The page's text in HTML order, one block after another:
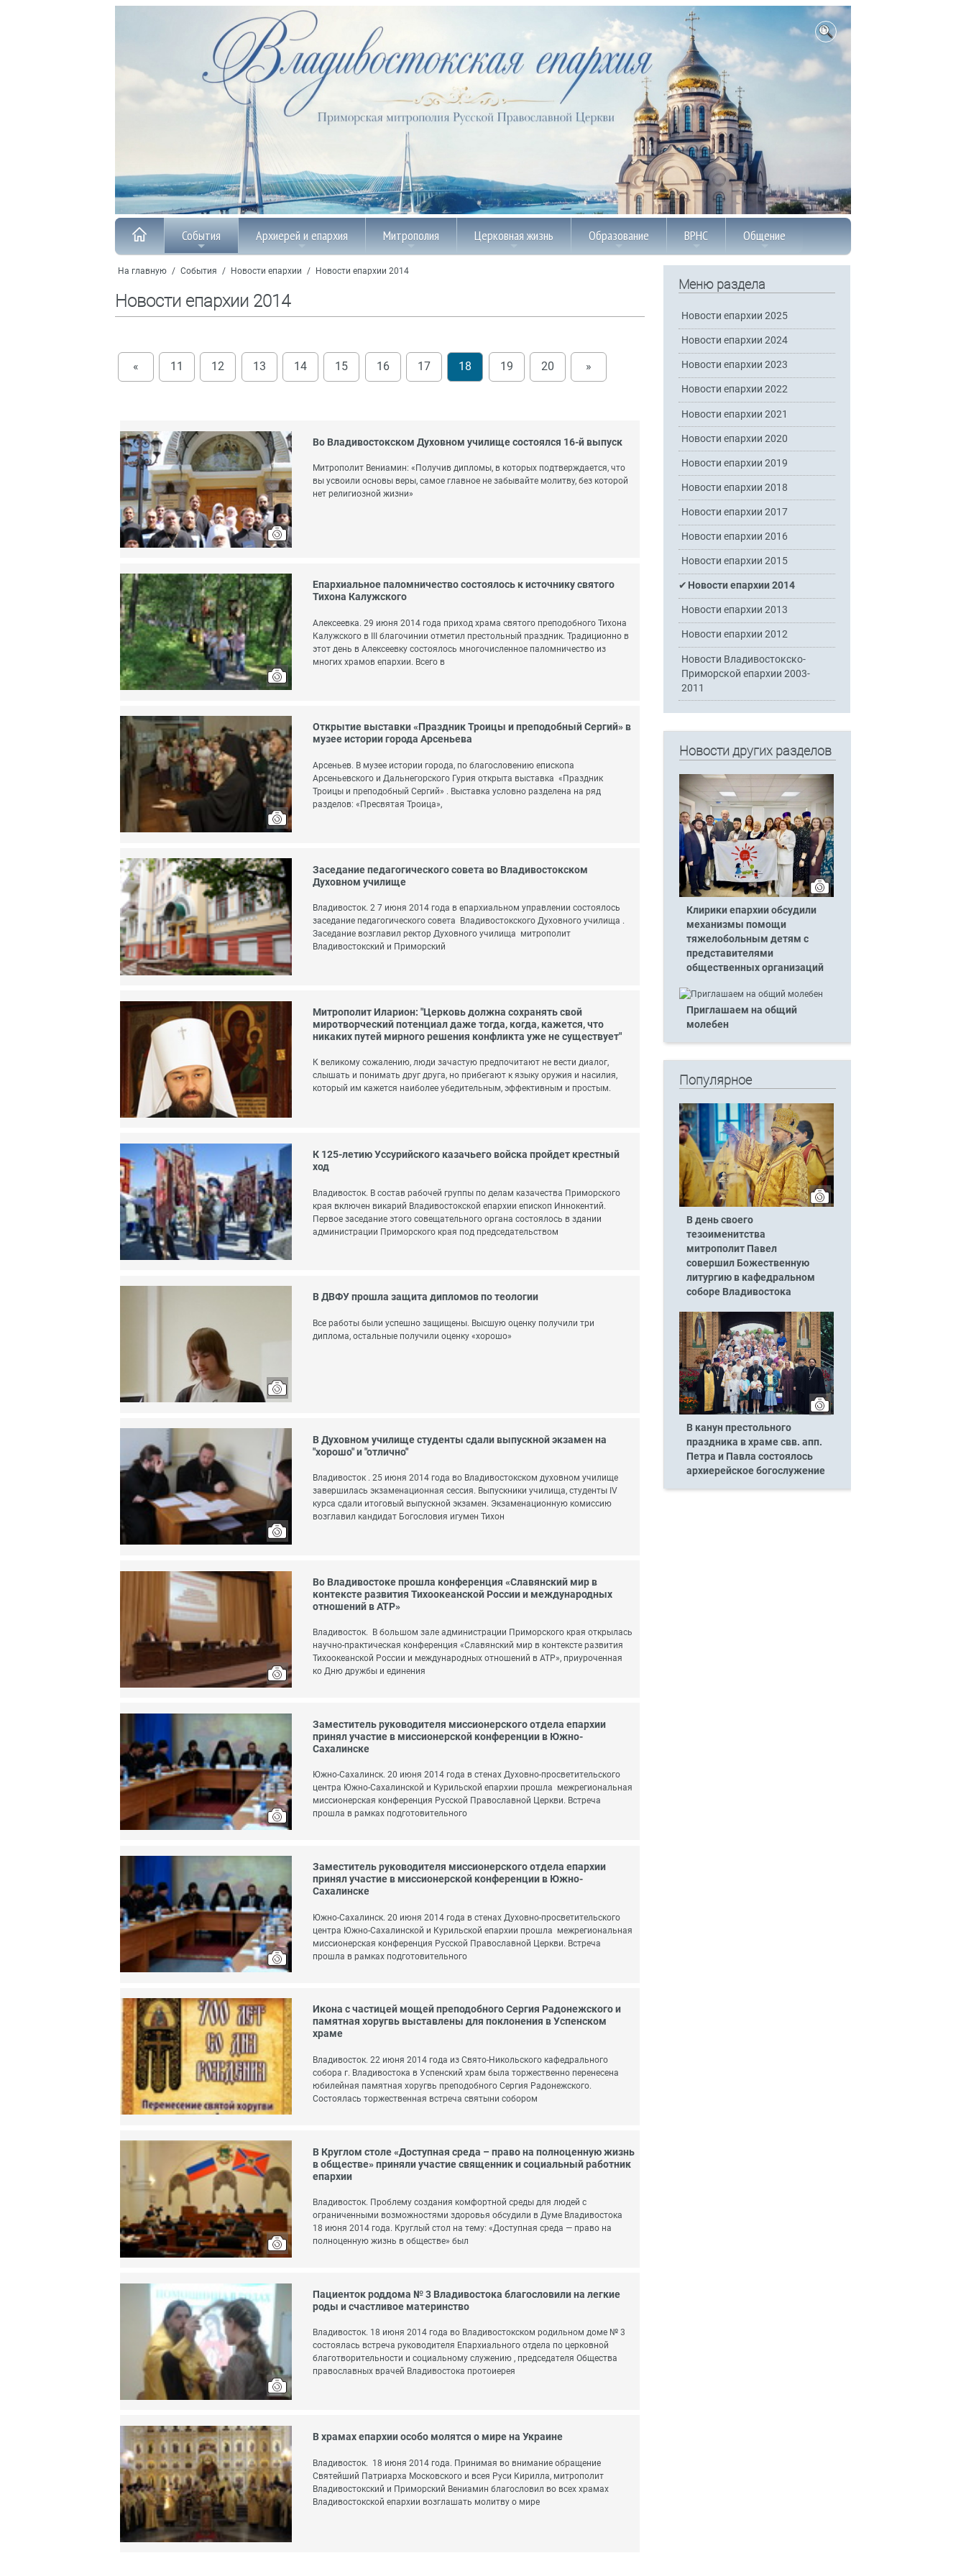
События Архиерей и епархия Митрополия Церковная жизнь Образование ВРНС Общение
На главную / События / Новости епархии / Новости епархии 2014
Новости епархии 2014
« 11 12 13 14 15 16 17 18 19 20 »
Во Владивостокском Духовном училище состоялся 16-й выпуск
Митрополит Вениамин: «Получив дипломы, в которых подтверждается, что
вы усвоили основы веры, самое главное не забывайте молитву, без которой
нет религиозной жизни»
Епархиальное паломничество состоялось к источнику святого
Тихона Калужского
Алексеевка. 29 июня 2014 года приход храма святого преподобного Тихона
Калужского в III благочинии отметил престольный праздник. Традиционно в
этот день в Алексеевку состоялось многочисленное паломничество из
многих храмов епархии. Всего в
Открытие выставки «Праздник Троицы и преподобный Сергий» в
музее истории города Арсеньева
Арсеньев. В музее истории города, по благословению епископа
Арсеньевского и Дальнегорского Гурия открыта выставка «Праздник
Троицы и преподобный Сергий» . Выставка условно разделена на ряд
разделов: «Пресвятая Троица»,
Заседание педагогического совета во Владивостокском
Духовном училище
Владивосток. 2 7 июня 2014 года в епархиальном управлении состоялось
заседание педагогического совета Владивостокского Духовного училища .
Заседание возглавил ректор Духовного училища митрополит
Владивостокский и Приморский
Митрополит Иларион: "Церковь должна сохранять свой
миротворческий потенциал даже тогда, когда, кажется, что
никаких путей мирного решения конфликта уже не существует"
К великому сожалению, люди зачастую предпочитают не вести диалог,
слышать и понимать друг друга, но прибегают к языку оружия и насилия,
который им кажется наиболее убедительным, эффективным и простым.
К 125-летию Уссурийского казачьего войска пройдет крестный
ход
Владивосток. В состав рабочей группы по делам казачества Приморского
края включен викарий Владивостокской епархии епископ Иннокентий.
Первое заседание этого совещательного органа состоялось в здании
администрации Приморского края под председательством
В ДВФУ прошла защита дипломов по теологии
Все работы были успешно защищены. Высшую оценку получили три
диплома, остальные получили оценку «хорошо»
В Духовном училище студенты сдали выпускной экзамен на
"хорошо" и "отлично"
Владивосток . 25 июня 2014 года во Владивостокском духовном училище
завершилась экзаменационная сессия. Выпускники училища, студенты IV
курса сдали итоговый выпускной экзамен. Экзаменационную комиссию
возглавил кандидат Богословия игумен Тихон
Во Владивостоке прошла конференция «Славянский мир в
контексте развития Тихоокеанской России и международных
отношений в АТР»
Владивосток. В большом зале администрации Приморского края открылась
научно-практическая конференция «Славянский мир в контексте развития
Тихоокеанской России и международных отношений в АТР», приуроченная
ко Дню дружбы и единения
Заместитель руководителя миссионерского отдела епархии
принял участие в миссионерской конференции в Южно-
Сахалинске
Южно-Сахалинск. 20 июня 2014 года в стенах Духовно-просветительского
центра Южно-Сахалинской и Курильской епархии прошла межрегиональная
миссионерская конференция Русской Православной Церкви. Встреча
прошла в рамках подготовительного
Заместитель руководителя миссионерского отдела епархии
принял участие в миссионерской конференции в Южно-
Сахалинске
Южно-Сахалинск. 20 июня 2014 года в стенах Духовно-просветительского
центра Южно-Сахалинской и Курильской епархии прошла межрегиональная
миссионерская конференция Русской Православной Церкви. Встреча
прошла в рамках подготовительного
Икона с частицей мощей преподобного Сергия Радонежского и
памятная хоругвь выставлены для поклонения в Успенском
храме
Владивосток. 22 июня 2014 года из Свято-Никольского кафедрального
собора г. Владивостока в Успенский храм была торжественно перенесена
юбилейная памятная хоругвь преподобного Сергия Радонежского.
Состоялась торжественная встреча святыни собором
В Круглом столе «Доступная среда – право на полноценную жизнь
в обществе» приняли участие священник и социальный работник
епархии
Владивосток. Проблему создания комфортной среды для людей с
ограниченными возможностями здоровья обсудили в Думе Владивостока
18 июня 2014 года. Круглый стол на тему: «Доступная среда — право на
полноценную жизнь в обществе» был
Пациенток роддома № 3 Владивостока благословили на легкие
роды и счастливое материнство
Владивосток. 18 июня 2014 года во Владивостокском родильном доме № 3
состоялась встреча руководителя Епархиального отдела по церковной
благотворительности и социальному служению , председателя Общества
православных врачей Владивостока протоиерея
В храмах епархии особо молятся о мире на Украине
Владивосток. 18 июня 2014 года. Принимая во внимание обращение
Святейший Патриарха Московского и всея Руси Кирилла, митрополит
Владивостокский и Приморский Вениамин благословил во всех храмах
Владивостокской епархии возглашать молитву о мире
Меню раздела
Новости епархии 2025
Новости епархии 2024
Новости епархии 2023
Новости епархии 2022
Новости епархии 2021
Новости епархии 2020
Новости епархии 2019
Новости епархии 2018
Новости епархии 2017
Новости епархии 2016
Новости епархии 2015
Новости епархии 2014
Новости епархии 2013
Новости епархии 2012
Новости Владивостокско-
Приморской епархии 2003-
2011
Новости других разделов
Клирики епархии обсудили
механизмы помощи
тяжелобольным детям с
представителями
общественных организаций
Приглашаем на общий
молебен
Популярное
В день своего
тезоименитства
митрополит Павел
совершил Божественную
литургию в кафедральном
соборе Владивостока
В канун престольного
праздника в храме свв. апп.
Петра и Павла состоялось
архиерейское богослужение